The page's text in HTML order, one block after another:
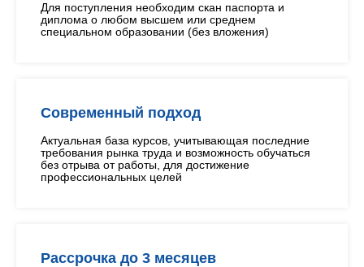
Для поступления необходим скан паспорта и
диплома о любом высшем или среднем
специальном образовании (без вложения)
Современный подход
Актуальная база курсов, учитывающая последние
требования рынка труда и возможность обучаться
без отрыва от работы, для достижение
профессиональных целей
Рассрочка до 3 месяцев